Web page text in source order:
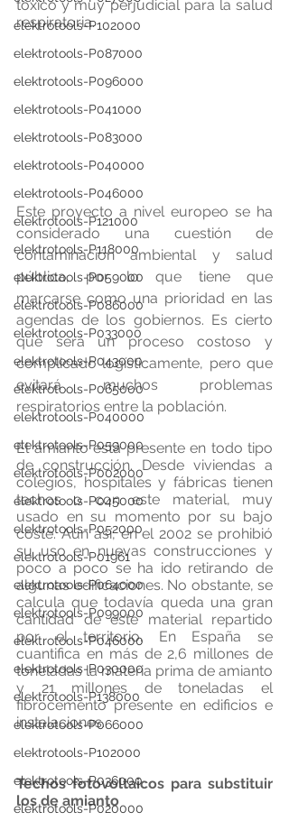
elektrotools-P102000
elektrotools-P087000
elektrotools-P096000
elektrotools-P041000
elektrotools-P083000
elektrotools-P040000
elektrotools-P046000
elektrotools-P121000
elektrotools-P118000
elektrotools-P059000
elektrotools-P086000
elektrotools-P033000
elektrotools-P043000
elektrotools-P065000
elektrotools-P040000
elektrotools-P059000
elektrotools-P002000
elektrotools-P045000
elektrotools-P052000
elektrotools-P01961
elektrotools-P064000
elektrotools-P099000
elektrotools-P046000
elektrotools-P030000
elektrotools-P138000
elektrotools-P066000
elektrotools-P102000
elektrotools-P036000
elektrotools-P020000
tóxico y muy perjudicial para la salud
respiratoria.
Este proyecto a nivel europeo se ha
considerado una cuestión de
contaminación ambiental y salud
pública, por lo que tiene que
marcarse como una prioridad en las
agendas de los gobiernos. Es cierto
que será un proceso costoso y
complicado logísticamente, pero que
evitará muchos problemas
respiratorios entre la población.
El amianto está presente en todo tipo
de construcción. Desde viviendas a
colegios, hospitales y fábricas tienen
techos o con este material, muy
usado en su momento por su bajo
coste. Aún así, en el 2002 se prohibió
su uso en nuevas construcciones y
poco a poco se ha ido retirando de
algunas edificaciones. No obstante, se
calcula que todavía queda una gran
cantidad de este material repartido
por el territorio. En España se
cuantifica en más de 2,6 millones de
toneladas la materia prima de amianto
y 21 millones de toneladas el
fibrocemento presente en edificios e
instalaciones.
Techos fotovoltaicos para substituir
los de amianto